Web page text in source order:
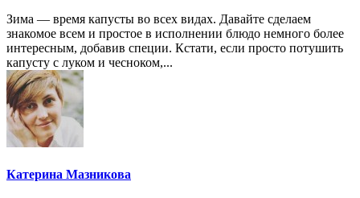
Зима — время капусты во всех видах. Давайте сделаем
знакомое всем и простое в исполнении блюдо немного более
интересным, добавив специи. Кстати, если просто потушить
капусту с луком и чесноком,...
Катерина Мазникова